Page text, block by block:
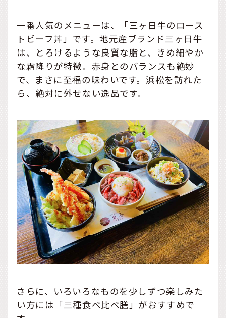
一番人気のメニューは、「三ヶ日牛のロース
トビーフ丼」です。地元産ブランド三ヶ日牛
は、とろけるような良質な脂と、きめ細やか
な霜降りが特徴。赤身とのバランスも絶妙
で、まさに至福の味わいです。浜松を訪れた
ら、絶対に外せない逸品です。
さらに、いろいろなものを少しずつ楽しみた
い方には「三種食べ比べ膳」がおすすめで